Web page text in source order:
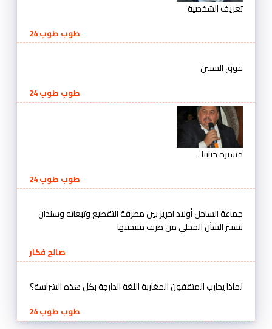
تعريف الشخصية
طوب طوب 24
فوق الستين
طوب طوب 24
مسيرة حياتنا ..
طوب طوب 24
جماعة الساحل أولاد احريز بين مطرقة التقطيع وتبعاته وسندان
تسيير الشأن المحلي من طرف منتخبيها
صالح فكار
لماذا يحارب المثقفون المغاربة اللغة الدارجة بكل هذه الشراسة؟
طوب طوب 24